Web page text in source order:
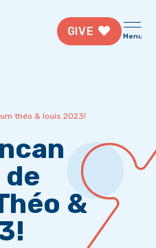
GIVE Menu
théo & louis 2023!
&